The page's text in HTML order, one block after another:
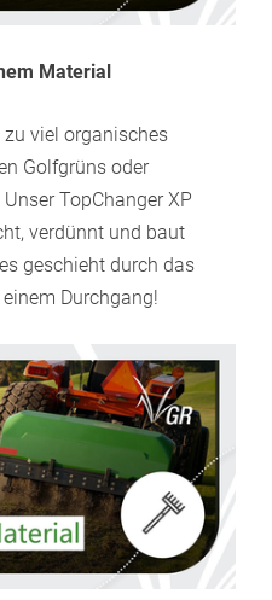
Material
viel organisches
Golfgrüns oder
TopChanger XP
verdünnt und baut
geschieht durch das
Durchgang!